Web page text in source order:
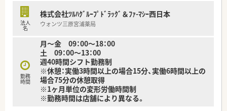
験できます。
■漢方の取り扱いを促進しているため、通常の調剤薬局では扱う
機会の少ない漢方の知識を習得し、薬剤師としての専門性を高め
【職場環境と雰囲気】
■赤ちゃんからお年寄りまで幅広い層のお客様が訪れる場所で
あり、明るく活気に満ちた、地域住民との触れ合いが多い温かな
職場です。
■大手法人ならではの教育システムが確立されているため、調剤
未経験の方やブランクがある方でも安心して一歩ずつ成長でき
法人
名
株式会社ﾂﾙﾊｸﾞﾙｰﾌﾟﾄﾞﾗｯｸﾞ＆ﾌｧ-ﾏｼｰ西日本
ウォンツ三原宮浦薬局
勤務
時間
月～金 09：00～18：00
土 09：00～13：00
週40時間シフト勤務制
※休憩：実働3時間以上の場合15分、実働6時間以上の
場合75分の休憩取得
※1ヶ月単位の変形労働時間制
※勤務時間は店舗により異なる。